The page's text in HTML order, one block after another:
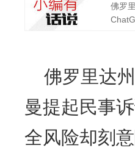
佛罗
佛罗里达
曼提起民事
全风险却刻